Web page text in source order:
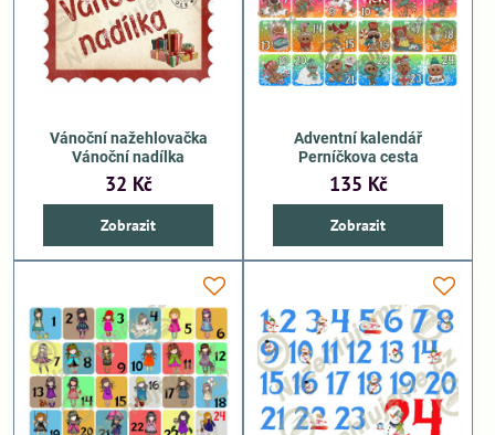
Vánoční nažehlovačka
Vánoční nadílka
32 Kč
Zobrazit
Adventní kalendář
Perníčkova cesta
135 Kč
Zobrazit